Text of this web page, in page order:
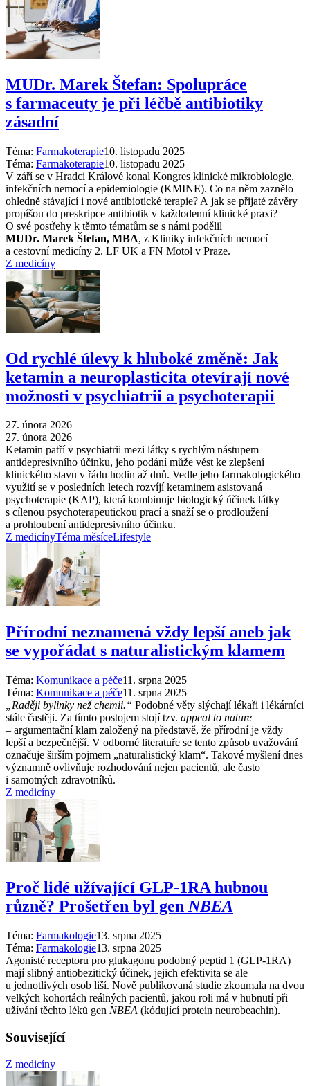
MUDr. Marek Štefan: Spolupráce
s farmaceuty je při léčbě antibiotiky
zásadní
Téma: Farmakoterapie10. listopadu 2025
Téma: Farmakoterapie10. listopadu 2025
V září se v Hradci Králové konal Kongres klinické mikrobiologie,
infekčních nemocí a epidemiologie (KMINE). Co na něm zaznělo
ohledně stávající i nové antibiotické terapie? A jak se přijaté závěry
propíšou do preskripce antibiotik v každodenní klinické praxi?
O své postřehy k těmto tématům se s námi podělil
MUDr. Marek Štefan, MBA, z Kliniky infekčních nemocí
a cestovní medicíny 2. LF UK a FN Motol v Praze.
Z medicíny
Od rychlé úlevy k hluboké změně: Jak
ketamin a neuroplasticita otevírají nové
možnosti v psychiatrii a psychoterapii
27. února 2026
27. února 2026
Ketamin patří v psychiatrii mezi látky s rychlým nástupem
antidepresivního účinku, jeho podání může vést ke zlepšení
klinického stavu v řádu hodin až dnů. Vedle jeho farmakologického
využití se v posledních letech rozvíjí ketaminem asistovaná
psychoterapie (KAP), která kombinuje biologický účinek látky
s cílenou psychoterapeutickou prací a snaží se o prodloužení
a prohloubení antidepresivního účinku.
Z medicínyTéma měsíceLifestyle
Přírodní neznamená vždy lepší aneb jak
se vypořádat s naturalistickým klamem
Téma: Komunikace a péče11. srpna 2025
Téma: Komunikace a péče11. srpna 2025
„Raději bylinky než chemii.“ Podobné věty slýchají lékaři i lékárníci
stále častěji. Za tímto postojem stojí tzv. appeal to nature
–⁠ argumentační klam založený na představě, že přírodní je vždy
lepší a bezpečnější. V odborné literatuře se tento způsob uvažování
označuje širším pojmem „naturalistický klam“. Takové myšlení dnes
významně ovlivňuje rozhodování nejen pacientů, ale často
i samotných zdravotníků.
Z medicíny
Proč lidé užívající GLP-1RA hubnou
různě? Prošetřen byl gen NBEA
Téma: Farmakologie13. srpna 2025
Téma: Farmakologie13. srpna 2025
Agonisté receptoru pro glukagonu podobný peptid 1 (GLP-1RA)
mají slibný antiobezitický účinek, jejich efektivita se ale
u jednotlivých osob liší. Nově publikovaná studie zkoumala na dvou
velkých kohortách reálných pacientů, jakou roli má v hubnutí při
užívání těchto léků gen NBEA (kódující protein neurobeachin).
Související
Z medicíny